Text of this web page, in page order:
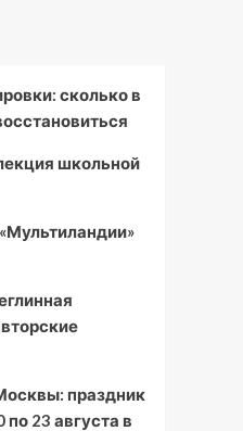
сколько в
школьной
праздник
23 августа в